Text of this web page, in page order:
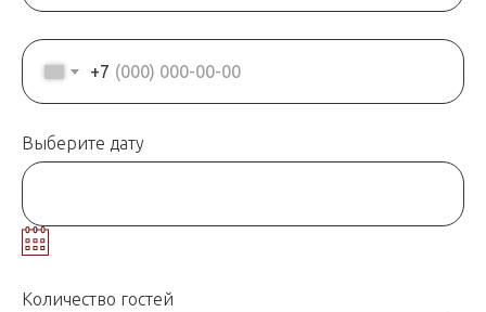
+7
Выберите дату
Количество гостей